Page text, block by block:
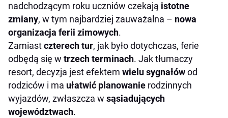
nadchodzącym roku uczniów czekają istotne
zmiany, w tym najbardziej zauważalna – nowa
organizacja ferii zimowych.
Zamiastczterech tur, jak było dotychczas, ferie
odbędą się w trzechterminach. Jak tłumaczy
resort, decyzja jest efektem wielu sygnałówod
rodziców i ma ułatwić planowanie rodzinnych
wyjazdów, zwłaszcza w sąsiadujących
województwach.